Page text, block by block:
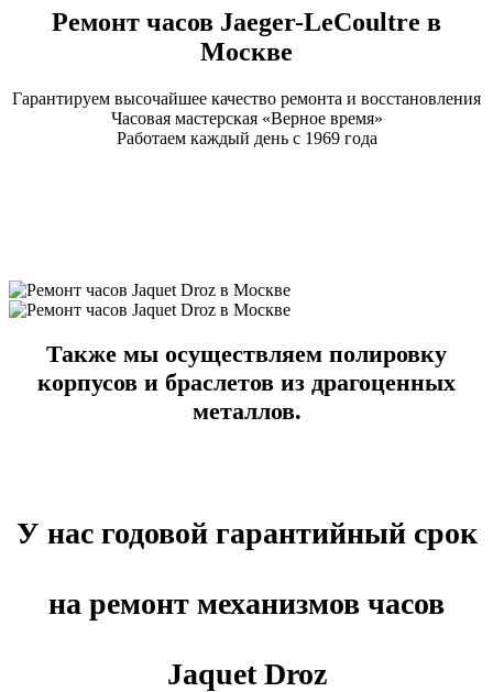
Ремонт часов Jaeger-LeCoultre в
Москве
Гарантируем высочайшее качество ремонта и восстановления
Часовая мастерская «Верное время»
Работаем каждый день с 1969 года
Также мы осуществляем полировку
корпусов и браслетов из драгоценных
металлов.
У нас годовой гарантийный срок
на ремонт механизмов часов
Jaquet Droz